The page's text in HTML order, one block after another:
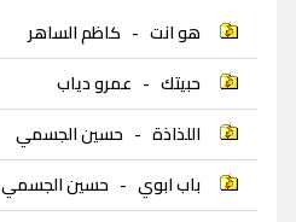
هو انت - كاظم الساهر
حبيتك - عمرو دياب
اللذاذة - حسين الجسمي
باب ابوي - حسين الجسمي